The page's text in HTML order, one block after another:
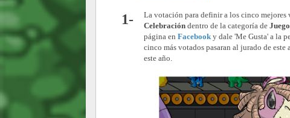
1- La votación para definir a los cinco mejores
Celebración dentro de la categoría de
página en Facebook y dale 'Me Gusta' a la
cinco más votados pasaran al jurado de este
este año.